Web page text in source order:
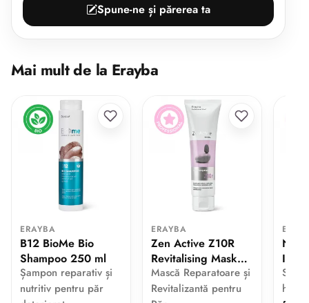
Spune-ne și părerea ta
Mai mult de la Erayba
ERAYBA
B12 BioMe Bio
Shampoo 250 ml
Șampon reparativ și
nutritiv pentru păr
ERAYBA
Zen Active Z10R
Revitalising Mask
150 ml
Mască Reparatoare și
Revitalizantă pentru
N15
Ser